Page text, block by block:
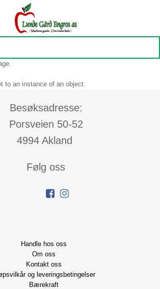
to an instance of an object.
Besøksadresse:
Porsveien 50-52
4994 Akland
Følg oss
Handle hos oss
Om oss
Kontakt oss
og leveringsbetingelser
Bærekraft